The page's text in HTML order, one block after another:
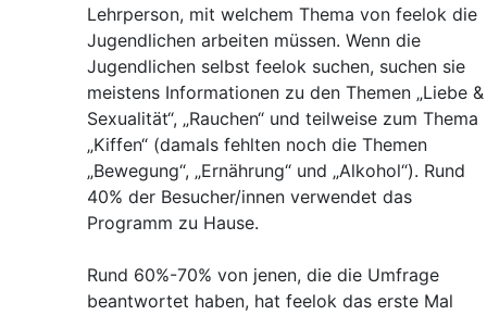
Lehrperson, mit welchem Thema von feelok die
Jugendlichen arbeiten müssen. Wenn die
Jugendlichen selbst feelok suchen, suchen sie
meistens Informationen zu den Themen „Liebe &
Sexualität“, „Rauchen“ und teilweise zum Thema
„Kiffen“ (damals fehlten noch die Themen
„Bewegung“, „Ernährung“ und „Alkohol“). Rund
40% der Besucher/innen verwendet das
Programm zu Hause.
Rund 60%-70% von jenen, die die Umfrage
beantwortet haben, hat feelok das erste Mal